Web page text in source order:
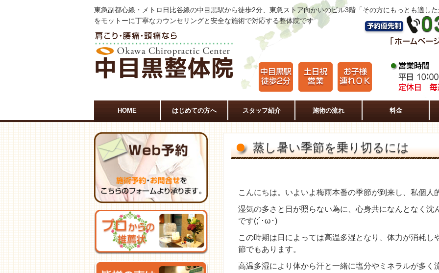
東急副都心線・メトロ日比谷線の中目黒駅から徒歩2分、東急ストア向かいのビル3階「その方にもっとも適し
をモットーに丁寧なカウンセリングと安全な施術で対応する整体院です
HOME はじめての方へ スタッフ紹介 施術の流れ 料金
蒸し暑い季節を乗り切るには
こんにちは。いよいよ梅雨本番の季節が到来し、私個人
湿気の多さと日が照らない為に、心身共になんとなく沈
です(;´･ω･)
この時期は日によっては高温多湿となり、体力が消耗し
節でもあります。
高温多湿により体から汗と一緒に塩分やミネラルが多く